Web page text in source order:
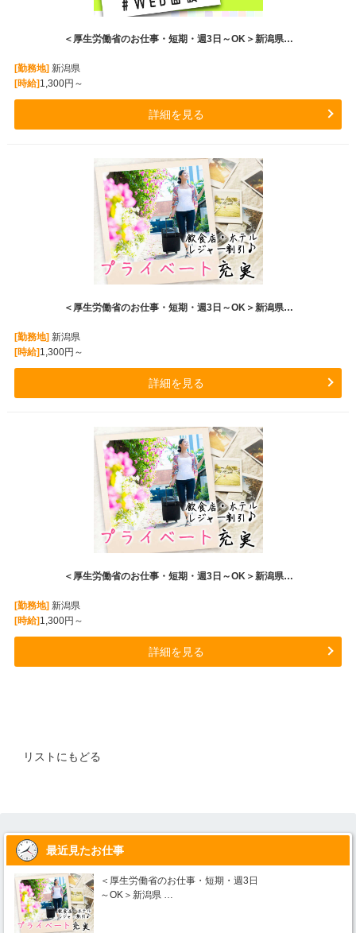
＜厚生労働省のお仕事・短期・週3日～OK＞新潟県…
[勤務地] 新潟県
[時給] 1,300円～
詳細を見る
＜厚生労働省のお仕事・短期・週3日～OK＞新潟県…
[勤務地] 新潟県
[時給] 1,300円～
詳細を見る
＜厚生労働省のお仕事・短期・週3日～OK＞新潟県…
[勤務地] 新潟県
[時給] 1,300円～
詳細を見る
リストにもどる
最近見たお仕事
＜厚生労働省のお仕事・短期・週3日
～OK＞新潟県 …